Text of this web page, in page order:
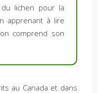
lichen pour la
apprenant à lire
comprend son
au Canada et dans